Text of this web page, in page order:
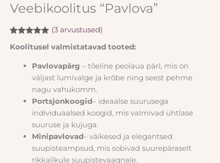
Veebikoolitus “Pavlova”
5.00/5
hinnangu
(3 arvustused)
Koolitusel valmistatavad tooted:
Pavlovapärg – tõeline peolaua pärl, mis on
väljast lumivalge ja krõbe ning seest pehme
nagu vahukomm.
Portsjonkoogid– ideaalse suurusega
individuaalsed koogid, mis valmivad ühtlase
suuruse ja kujuga.
Minipavlovad– väikesed ja elegantsed
suupisteampsud, mis sobivad suurepäraselt
rikkalikule suupistevaagnale.